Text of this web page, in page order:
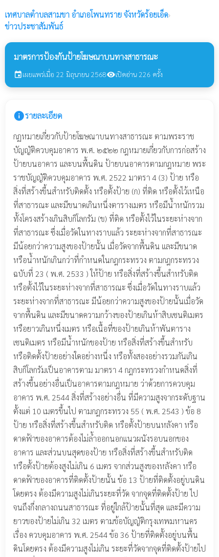
เทศบาลตำบลสามขา อำเภอโพนทราย จังหวัดร้อยเอ็ด›
ข่าวประชาสัมพันธ์
มาตรการป้องกันป้ายโฆษณาบนทางสาธารณะ
eventเผยแพร่เมื่อ 22 มิถุนายน 2568visibilityเปิดอ่าน 226 ครั้ง
infoรายละเอียด
กฏหมายเกี่ยวกับป้ายโฆษณาบนทางสาธารณะ ตามพระราช
บัญญัติควบคุมอาคาร พ.ศ. ๒๕๒๒ กฎหมายเกี่ยวกับการก่อสร้าง
ป้ายบนอาคาร และบนพื้นดิน ป้ายบนอาคารตามกฎหมาย พระ
ราชบัญญัติควบคุมอาคาร พ.ศ. 2522 มาตรา 4 (3) ป้าย หรือ
สิ่งที่สร้างขึ้นสำหรับติดตั้ง หรือตั้งป้าย (ก) ที่ติด หรือตั้งไว้เหนือ
ที่สาธารณะ และมีขนาดเกินหนึ่งตารางเมตร หรือมีน้ำหนักรวม
ทั้งโครงสร้างเกินสิบกิโลกรัม (ข) ที่ติด หรือตั้งไว้ในระยะห่างจาก
ที่สาธารณะ ซึ่งเมื่อวัดในทางราบแล้ว ระยะห่างจากที่สาธารณะ
มีน้อยกว่าความสูงของป้ายนั้น เมื่อวัดจากพื้นดิน และมีขนาด
หรือน้ำหนักเกินกว่าที่กำหนดในกฎกระทรวง ตามกฎกระทรวง
ฉบับที่ 23 ( พ.ศ. 2533 ) ให้ป้าย หรือสิ่งที่สร้างขึ้นสำหรับติด
หรือตั้งไว้ในระยะห่างจากที่สาธารณะ ซึ่งเมื่อวัดในทางราบแล้ว
ระยะห่างจากที่สาธารณะ มีน้อยกว่าความสูงของป้ายนั้นเมื่อวัด
จากพื้นดิน และมีขนาดความกว้างของป้ายเกินห้าสิบเซนติเมตร
หรือยาวเกินหนึ่งเมตร หรือเนื้อที่ของป้ายเกินห้าพันตาราง
เซนติเมตร หรือมีน้ำหนักของป้าย หรือสิ่งที่สร้างขึ้นสำหรับ
หรือติดตั้งป้ายอย่างใดอย่างหนึ่ง หรือทั้งสองอย่างรวมกันเกิน
สิบกิโลกรัมเป็นอาคารตาม มาตรา 4 กฎกระทรวงกำหนดสิ่งที่
สร้างขึ้นอย่างอื่นเป็นอาคารตามกฎหมาย ว่าด้วยการควบคุม
อาคาร พ.ศ. 2544 สิ่งที่สร้างอย่างอื่น ที่มีความสูงจากระดับฐาน
ตั้งแต่ 10 เมตรขึ้นไป ตามกฎกระทรวง 55 ( พ.ศ. 2543 ) ข้อ 8
ป้าย หรือสิ่งที่สร้างขึ้นสำหรับติด หรือตั้งป้ายบนหลังคา หรือ
ดาดฟ้าของอาคารต้องไม่ล้ำออกนอกแนวผนังรอบนอกของ
อาคาร และส่วนบนสุดของป้าย หรือสิ่งที่สร้างขึ้นสำหรับติด
หรือตั้งป้ายต้องสูงไม่เกิน 6 เมตร จากส่วนสูงของหลังคา หรือ
ดาดฟ้าของอาคารที่ติดตั้งป้ายนั้น ข้อ 13 ป้ายที่ติดตั้งอยู่บนดิน
โดยตรง ต้องมีความสูงไม่เกินระยะที่วัด จากจุดที่ติดตั้งป้าย ไป
จนถึงกึ่งกลางถนนสาธารณะ ที่อยู่ใกล้ป้ายนั้นที่สุด และมีความ
ยาวของป้ายไม่เกิน 32 เมตร ตามข้อบัญญัติกรุงเทพมหานคร
เรื่อง ควบคุมอาคาร พ.ศ. 2544 ข้อ 36 ป้ายที่ติดตั้งอยู่บนพื้น
ดินโดยตรง ต้องมีความสูงไม่เกิน ระยะที่วัดจากจุดที่ติดตั้งป้ายไป